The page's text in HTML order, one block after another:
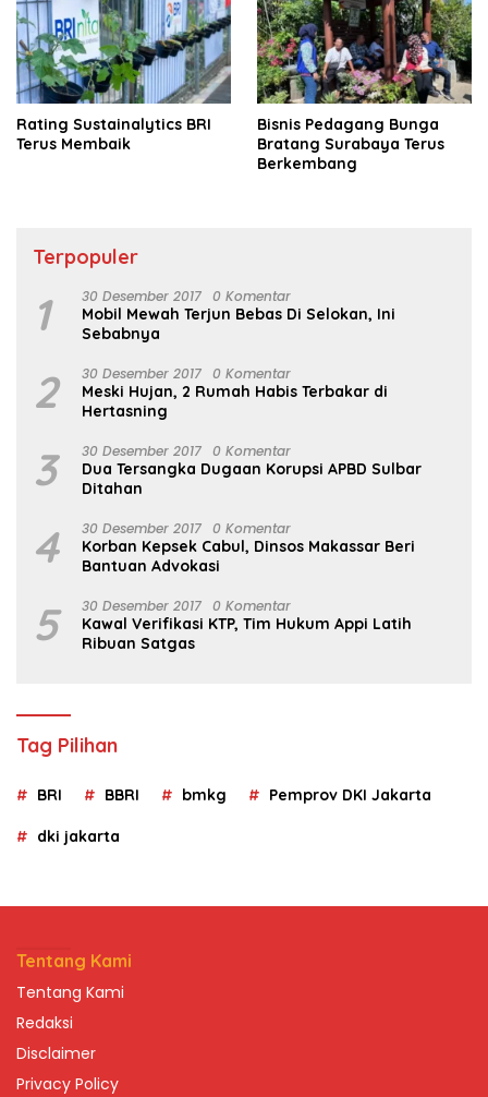
Rating Sustainalytics BRI
Terus Membaik
Bisnis Pedagang Bunga
Bratang Surabaya Terus
Berkembang
Terpopuler
1 30 Desember 2017 0 Komentar
Mobil Mewah Terjun Bebas Di Selokan, Ini
Sebabnya
2 30 Desember 2017 0 Komentar
Meski Hujan, 2 Rumah Habis Terbakar di
Hertasning
3 30 Desember 2017 0 Komentar
Dua Tersangka Dugaan Korupsi APBD Sulbar
Ditahan
4 30 Desember 2017 0 Komentar
Korban Kepsek Cabul, Dinsos Makassar Beri
Bantuan Advokasi
5 30 Desember 2017 0 Komentar
Kawal Verifikasi KTP, Tim Hukum Appi Latih
Ribuan Satgas
Tag Pilihan
BRI BBRI bmkg Pemprov DKI Jakarta
dki jakarta
Tentang Kami
Tentang Kami
Redaksi
Disclaimer
Privacy Policy